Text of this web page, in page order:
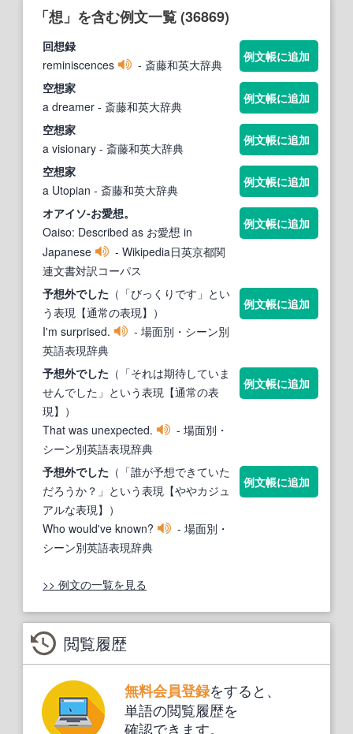
「想」を含む例文一覧 (36869)
回想録
reminiscences
- 斎藤和英大辞典
例文帳に追加
空想家
a dreamer - 斎藤和英大辞典
例文帳に追加
空想家
a visionary - 斎藤和英大辞典
例文帳に追加
空想家
a Utopian - 斎藤和英大辞典
例文帳に追加
オアイソ-お愛想。
Oaiso: Described as お愛想 in
Japanese
- Wikipedia日英京都関
連文書対訳コーパス
例文帳に追加
予想外でした （「びっくりです」とい
う表現【通常の表現】）
I'm surprised.
- 場面別・シーン別
英語表現辞典
例文帳に追加
予想外でした （「それは期待していま
せんでした」という表現【通常の表
現】）
That was unexpected.
- 場面別・
シーン別英語表現辞典
例文帳に追加
予想外でした （「誰が予想できていた
だろうか？」という表現【ややカジュ
アルな表現】）
Who would've known?
- 場面別・
シーン別英語表現辞典
例文帳に追加
>> 例文の一覧を見る
閲覧履歴
無料会員登録をすると、
単語の閲覧履歴を
確認できます。